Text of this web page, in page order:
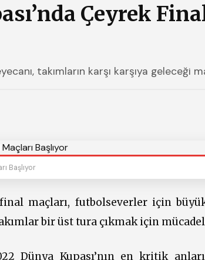
Çeyrek
takımların karşı karşıya geleceği
Başlıyor
final maçları, futbolseverler için
bir üst tura çıkmak için
Dünya Kupası’nın en kritik